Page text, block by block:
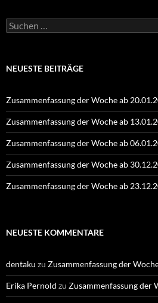
Suchen
nach:
NEUESTE BEITRÄGE
Zusammenfassung der Woche ab
Zusammenfassung der Woche ab
Zusammenfassung der Woche ab
Zusammenfassung der Woche ab
Zusammenfassung der Woche ab
NEUESTE KOMMENTARE
dentaku zu Zusammenfassung der
Erika Pernold zu Zusammenfassung der